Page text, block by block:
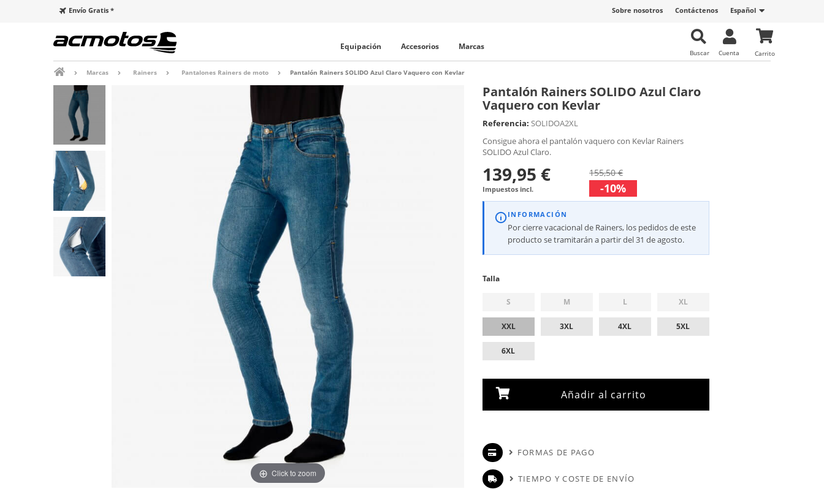
Español
Contáctenos
Sobre nosotros
Envío Gratis *
Carrito
Cuenta
Buscar
Equipación Accesorios Marcas
Marcas Rainers Pantalones Rainers de moto Pantalón Rainers SOLIDO Azul Claro Vaquero con Kevlar
Click to zoom
Pantalón Rainers SOLIDO Azul Claro
Vaquero con Kevlar
Referencia: SOLIDOA2XL
Consigue ahora el pantalón vaquero con Kevlar Rainers
SOLIDO Azul Claro.
139,95 €
Impuestos incl.
155,50 €
-10%
INFORMACIÓN
Por cierre vacacional de Rainers, los pedidos de este
producto se tramitarán a partir del 31 de agosto.
Talla
S M L XL
XXL 3XL 4XL 5XL
6XL
Añadir al carrito
FORMAS DE PAGO
TIEMPO Y COSTE DE ENVÍO